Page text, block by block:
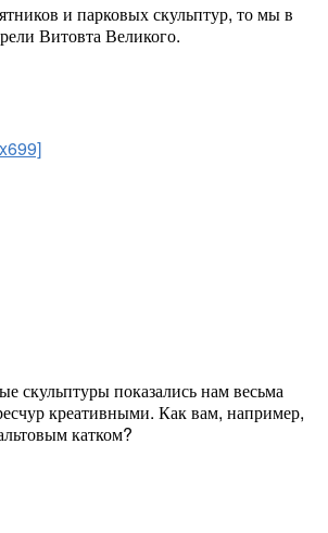
и парковых скульптур, то мы в
Витовта Великого.
скульптуры показались нам весьма
креативными. Как вам, например,
катком?